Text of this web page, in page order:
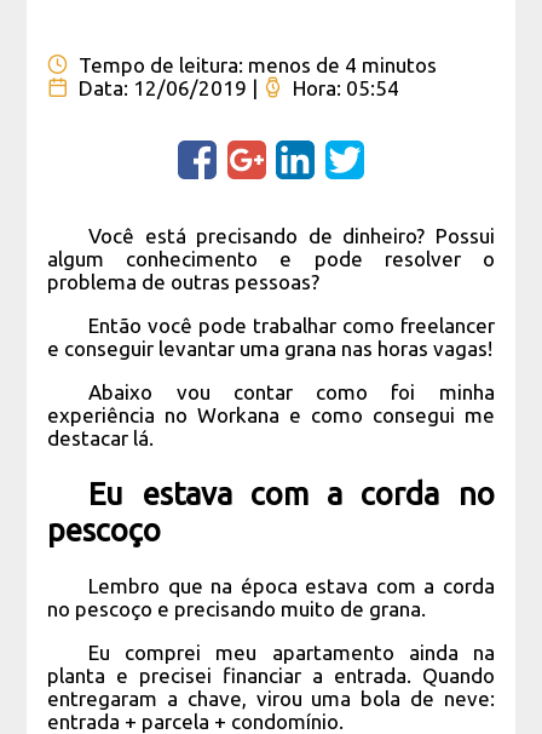
Tempo de leitura: menos de 4 minutos
Data: 12/06/2019 | Hora: 05:54
Você está precisando de dinheiro? Possui
algum conhecimento e pode resolver o
problema de outras pessoas?
Então você pode trabalhar como freelancer
e conseguir levantar uma grana nas horas vagas!
Abaixo vou contar como foi minha
experiência no Workana e como consegui me
destacar lá.
Eu estava com a corda no
pescoço
Lembro que na época estava com a corda
no pescoço e precisando muito de grana.
Eu comprei meu apartamento ainda na
planta e precisei financiar a entrada. Quando
entregaram a chave, virou uma bola de neve:
entrada + parcela + condomínio.